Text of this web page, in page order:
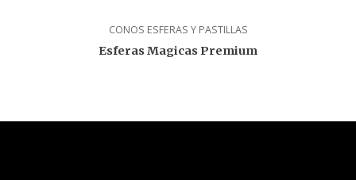
CONOS ESFERAS Y PASTILLAS
Esferas Magicas Premium